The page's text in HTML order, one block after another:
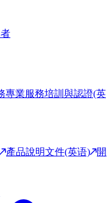
專業服務培訓與認證(英
產品說明文件(英语)
開